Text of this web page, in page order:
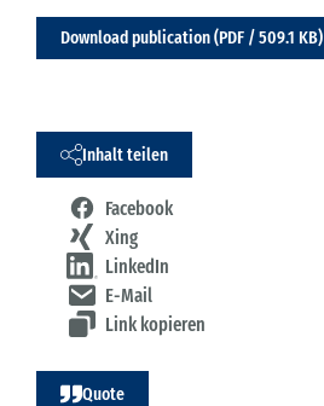
Download publication (PDF / 509.1 KB)
Inhalt teilen
Facebook
Xing
LinkedIn
E-Mail
Link kopieren
Quote